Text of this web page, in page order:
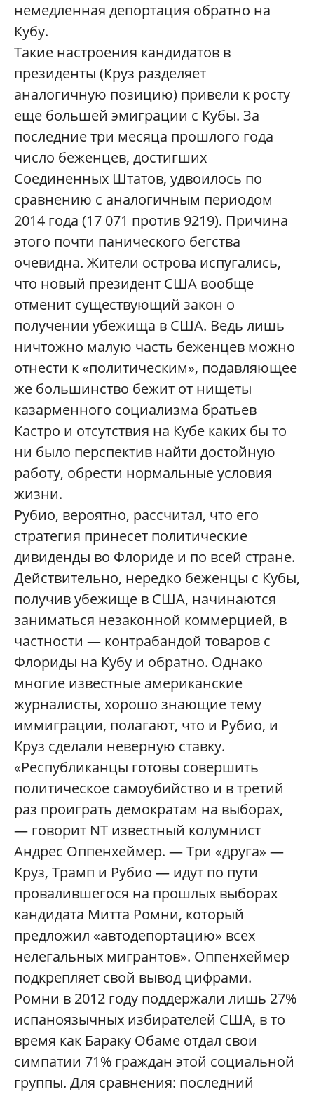
немедленная депортация обратно на
Кубу.
Такие настроения кандидатов в
президенты (Круз разделяет
аналогичную позицию) привели к росту
еще большей эмиграции с Кубы. За
последние три месяца прошлого года
число беженцев, достигших
Соединенных Штатов, удвоилось по
сравнению с аналогичным периодом
2014 года (17 071 против 9219). Причина
этого почти панического бегства
очевидна. Жители острова испугались,
что новый президент США вообще
отменит существующий закон о
получении убежища в США. Ведь лишь
ничтожно малую часть беженцев можно
отнести к «политическим», подавляющее
же большинство бежит от нищеты
казарменного социализма братьев
Кастро и отсутствия на Кубе каких бы то
ни было перспектив найти достойную
работу, обрести нормальные условия
жизни.
Рубио, вероятно, рассчитал, что его
стратегия принесет политические
дивиденды во Флориде и по всей стране.
Действительно, нередко беженцы с Кубы,
получив убежище в США, начинаются
заниматься незаконной коммерцией, в
частности — контрабандой товаров с
Флориды на Кубу и обратно. Однако
многие известные американские
журналисты, хорошо знающие тему
иммиграции, полагают, что и Рубио, и
Круз сделали неверную ставку.
«Республиканцы готовы совершить
политическое самоубийство и в третий
раз проиграть демократам на выборах,
— говорит NT известный колумнист
Андрес Оппенхеймер. — Три «друга» —
Круз, Трамп и Рубио — идут по пути
провалившегося на прошлых выборах
кандидата Митта Ромни, который
предложил «автодепортацию» всех
нелегальных мигрантов». Оппенхеймер
подкрепляет свой вывод цифрами.
Ромни в 2012 году поддержали лишь 27%
испаноязычных избирателей США, в то
время как Бараку Обаме отдал свои
симпатии 71% граждан этой социальной
группы. Для сравнения: последний